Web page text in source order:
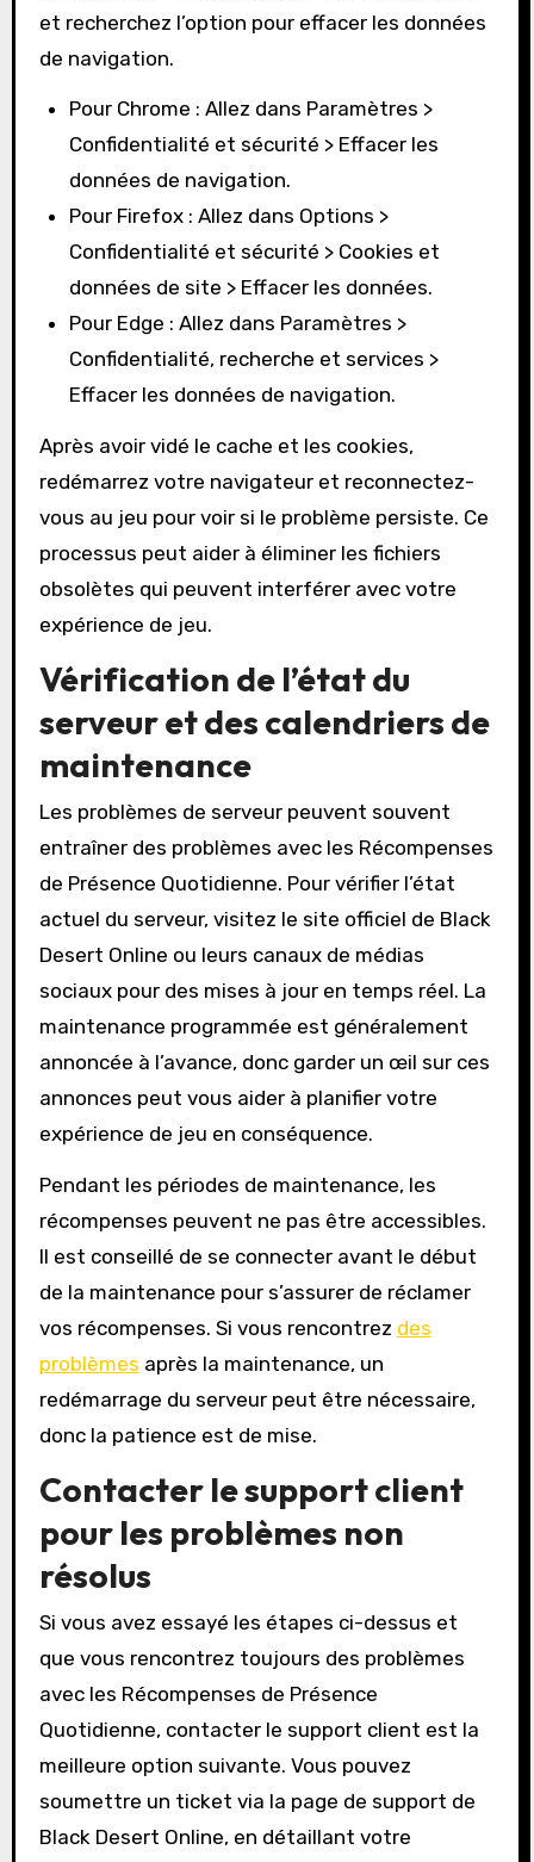
et recherchez l’option pour effacer les données
de navigation.
Pour Chrome : Allez dans Paramètres >
Confidentialité et sécurité > Effacer les
données de navigation.
Pour Firefox : Allez dans Options >
Confidentialité et sécurité > Cookies et
données de site > Effacer les données.
Pour Edge : Allez dans Paramètres >
Confidentialité, recherche et services >
Effacer les données de navigation.
Après avoir vidé le cache et les cookies,
redémarrez votre navigateur et reconnectez-
vous au jeu pour voir si le problème persiste. Ce
processus peut aider à éliminer les fichiers
obsolètes qui peuvent interférer avec votre
expérience de jeu.
Vérification de l’état du
serveur et des calendriers de
maintenance
Les problèmes de serveur peuvent souvent
entraîner des problèmes avec les Récompenses
de Présence Quotidienne. Pour vérifier l’état
actuel du serveur, visitez le site officiel de Black
Desert Online ou leurs canaux de médias
sociaux pour des mises à jour en temps réel. La
maintenance programmée est généralement
annoncée à l’avance, donc garder un œil sur ces
annonces peut vous aider à planifier votre
expérience de jeu en conséquence.
Pendant les périodes de maintenance, les
récompenses peuvent ne pas être accessibles.
Il est conseillé de se connecter avant le début
de la maintenance pour s’assurer de réclamer
vos récompenses. Si vous rencontrez des
problèmes après la maintenance, un
redémarrage du serveur peut être nécessaire,
donc la patience est de mise.
Contacter le support client
pour les problèmes non
résolus
Si vous avez essayé les étapes ci-dessus et
que vous rencontrez toujours des problèmes
avec les Récompenses de Présence
Quotidienne, contacter le support client est la
meilleure option suivante. Vous pouvez
soumettre un ticket via la page de support de
Black Desert Online, en détaillant votre